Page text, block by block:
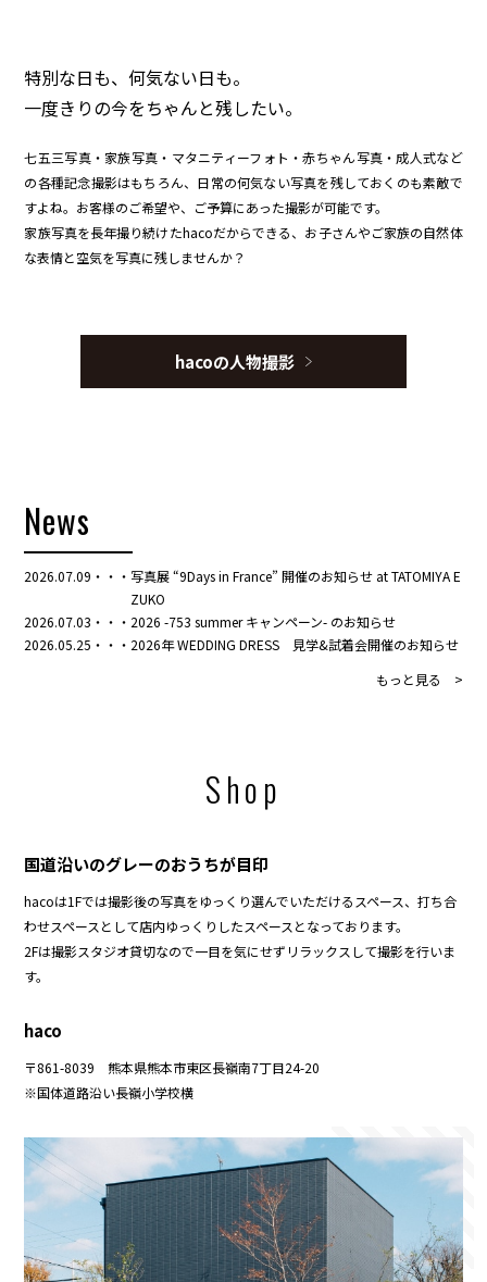
特別な日も、何気ない日も。
一度きりの今をちゃんと残したい。
七五三写真・家族写真・マタニティーフォト・赤ちゃん写真・成人式など
の各種記念撮影はもちろん、日常の何気ない写真を残しておくのも素敵で
すよね。お客様のご希望や、ご予算にあった撮影が可能です。
家族写真を長年撮り続けたhacoだからできる、お子さんやご家族の自然体
な表情と空気を写真に残しませんか？
hacoの人物撮影
News
2026.07.09
写真展 “9Days in France” 開催のお知らせ at TATOMIYA E
ZUKO
2026.07.03
2026 -753 summer キャンペーン- のお知らせ
2026.05.25
2026年 WEDDING DRESS 見学&試着会開催のお知らせ
もっと見る >
Shop
国道沿いのグレーのおうちが目印
hacoは1Fでは撮影後の写真をゆっくり選んでいただけるスペース、打ち合
わせスペースとして店内ゆっくりしたスペースとなっております。
2Fは撮影スタジオ貸切なので一目を気にせずリラックスして撮影を行いま
す。
haco
〒861-8039 熊本県熊本市東区長嶺南7丁目24-20
※国体道路沿い長嶺小学校横